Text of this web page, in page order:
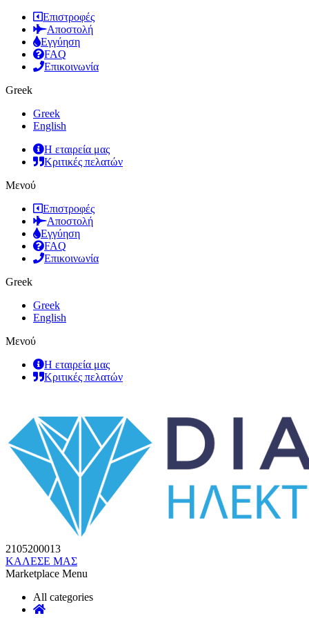
Επιστροφές
Αποστολή
Εγγύηση
FAQ
Επικοινωνία
Greek
Greek
English
Η εταιρεία μας
Κριτικές πελατών
Μενού
Επιστροφές
Αποστολή
Εγγύηση
FAQ
Επικοινωνία
Greek
Greek
English
Μενού
Η εταιρεία μας
Κριτικές πελατών
2105200013
ΚΑΛΕΣΕ ΜΑΣ
Marketplace Menu
All categories